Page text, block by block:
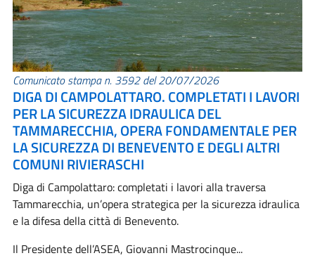
Comunicato stampa n. 3592 del 20/07/2026
DIGA DI CAMPOLATTARO. COMPLETATI I LAVORI
PER LA SICUREZZA IDRAULICA DEL
TAMMARECCHIA, OPERA FONDAMENTALE PER
LA SICUREZZA DI BENEVENTO E DEGLI ALTRI
COMUNI RIVIERASCHI
Diga di Campolattaro: completati i lavori alla traversa
Tammarecchia, un’opera strategica per la sicurezza idraulica
e la difesa della città di Benevento.
Il Presidente dell’ASEA, Giovanni Mastrocinque...